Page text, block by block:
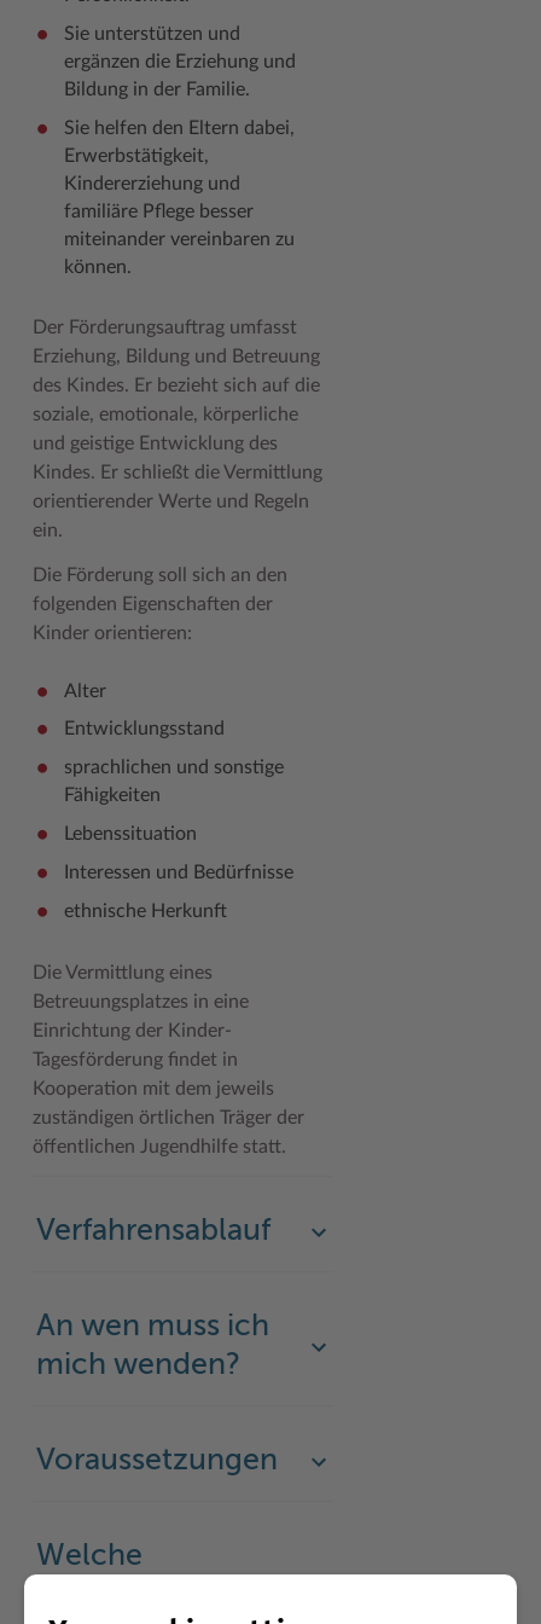
Woche der Seelischen Gesundheit
#MeinStormarn
Karrieretag
Zahlen, Daten, Fakten
Sie unterstützen und
ergänzen die Erziehung und
Bildung in der Familie.
Sie helfen den Eltern dabei,
Erwerbstätigkeit,
Kindererziehung und
familiäre Pflege besser
miteinander vereinbaren zu
können.
Der Förderungsauftrag umfasst
Erziehung, Bildung und Betreuung
des Kindes. Er bezieht sich auf die
soziale, emotionale, körperliche
und geistige Entwicklung des
Kindes. Er schließt die Vermittlung
orientierender Werte und Regeln
ein.
Die Förderung soll sich an den
folgenden Eigenschaften der
Kinder orientieren:
Alter
Entwicklungsstand
sprachlichen und sonstige
Fähigkeiten
Lebenssituation
Interessen und Bedürfnisse
ethnische Herkunft
Die Vermittlung eines
Betreuungsplatzes in eine
Einrichtung der Kinder-
Tagesförderung findet in
Kooperation mit dem jeweils
zuständigen örtlichen Träger der
öffentlichen Jugendhilfe statt.
Verfahrensablauf
An wen muss ich
mich wenden?
Voraussetzungen
Welche